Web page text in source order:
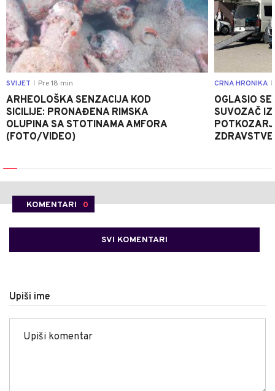
SVIJET Pre 18 min
ARHEOLOŠKA SENZACIJA KOD
SICILIJE: PRONAĐENA RIMSKA
OLUPINA SA STOTINAMA AMFORA
(FOTO/VIDEO)
CRNA HRONIKA
OGLASIO
SUVOZAČ IZ
KOMENTARI 0
SVI KOMENTARI
Upiši ime